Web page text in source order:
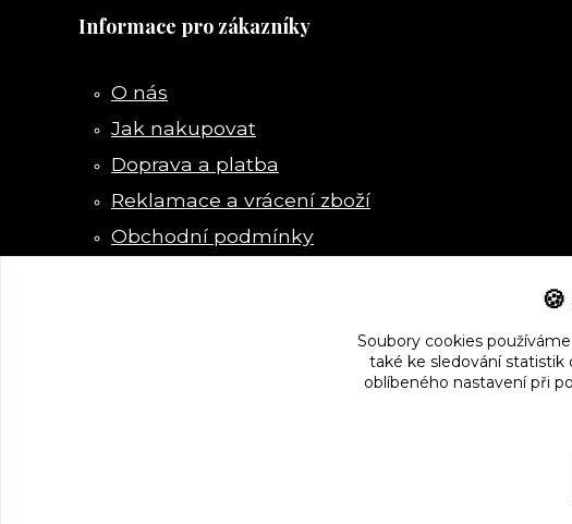
Informace pro zákazníky
O nás
Jak nakupovat
Doprava a platba
Reklamace a vrácení zboží
Obchodní podmínky
Soubory cookies
také ke sledování
oblíbeného nastavení při